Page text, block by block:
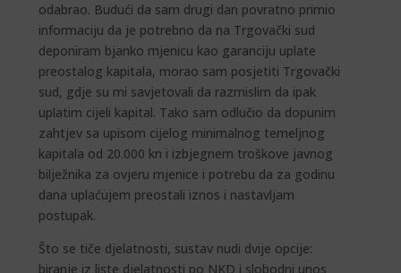
odabrao. Budući da sam drugi dan povratno primio
informaciju da je potrebno da na Trgovački sud
deponiram bjanko mjenicu kao garanciju uplate
preostalog kapitala, morao sam posjetiti Trgovački
sud, gdje su mi savjetovali da razmislim da ipak
uplatim cijeli kapital. Tako sam odlučio da dopunim
zahtjev sa upisom cijelog minimalnog temeljnog
kapitala od 20.000 kn i izbjegnem troškove javnog
bilježnika za ovjeru mjenice i potrebu da za godinu
dana uplaćujem preostali iznos i nastavljam
postupak.
Što se tiče djelatnosti, sustav nudi dvije opcije:
biranje iz liste djelatnosti po NKD i slobodni unos